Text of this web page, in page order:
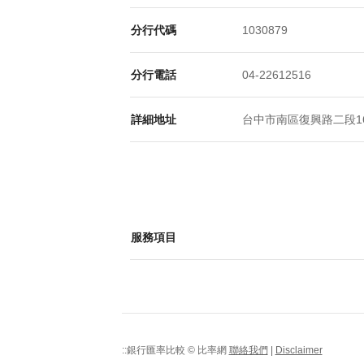
分行代碼 1030879
分行電話 04-22612516
詳細地址 台中市南區復興路二段
服務項目
::銀行匯率比較 © 比率網 聯絡我們 Disclaimer